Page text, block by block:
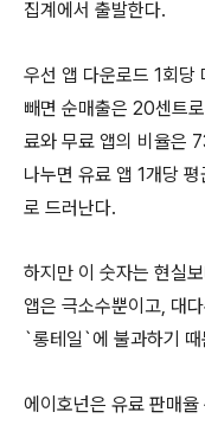
집계에서 출발한다.
우선 앱 다운로드 1회
빼면 순매출은 20센트
료와 무료 앱의 비율은
나누면 유료 앱 1개당
로 드러난다.
하지만 이 숫자는 현실
앱은 극소수뿐이고, 대
`롱테일`에 불과하기 때
에이호넌은 유료 판매